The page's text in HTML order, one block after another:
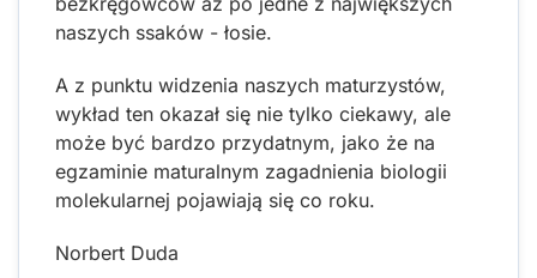
naszych ssaków - łosie.
A z punktu widzenia naszych maturzystów,
wykład ten okazał się nie tylko ciekawy, ale
może być bardzo przydatnym, jako że na
egzaminie maturalnym zagadnienia biologii
molekularnej pojawiają się co roku.
Norbert Duda